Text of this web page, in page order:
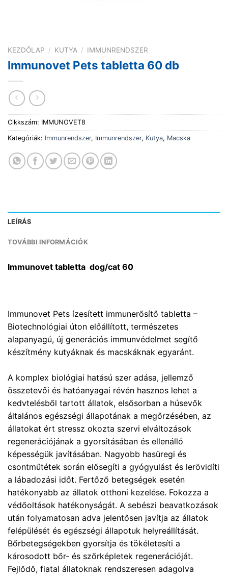
KEZDŐLAP / KUTYA / IMMUNRENDSZER
Immunovet Pets tabletta 60 db
Cikkszám: IMMUNOVET8
Kategóriák: Immunrendszer, Immunrendszer, Kutya, Macska
LEÍRÁS
TOVÁBBI INFORMÁCIÓK
Immunovet tabletta dog/cat 60
Immunovet Pets ízesített immunerősítő tabletta –
Biotechnológiai úton előállított, természetes
alapanyagú, új generációs immunvédelmet segítő
készítmény kutyáknak és macskáknak egyaránt.
A komplex biológiai hatású szer adása, jellemző
összetevői és hatóanyagai révén hasznos lehet a
kedvtelésből tartott állatok, elsősorban a húsevők
általános egészségi állapotának a megőrzésében, az
állatokat ért stressz okozta szervi elváltozások
regenerációjának a gyorsításában és ellenálló
képességük javításában. Nagyobb hasüregi és
csontműtétek során elősegíti a gyógyulást és lerövidíti
a lábadozási időt. Fertőző betegségek esetén
hatékonyabb az állatok otthoni kezelése. Fokozza a
védőoltások hatékonyságát. A sebészi beavatkozások
után folyamatosan adva jelentősen javítja az állatok
felépülését és egészségi állapotuk helyreállítását.
Bőrbetegségekben gyorsítja és tökéletesíti a
károsodott bőr- és szőrképletek regenerációját.
Fejlődő, fiatal állatoknak rendszeresen adagolva